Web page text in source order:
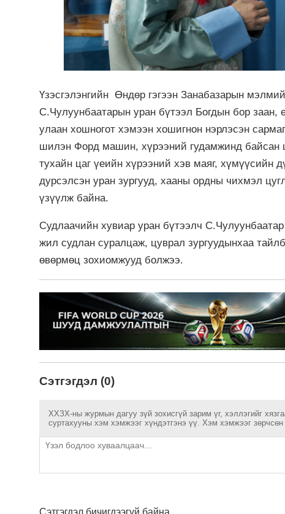
Үзэсгэлэнгийн Өндөр гэгээн Занабазарын
С.Чулуунбаатарын уран бүтээл Богдын бор заан,
улаан хошногот хэмээн хошигнон нэрлэсэн
шилэн Форд машин, хүрээний гудамжинд байсан
тухайн цаг үеийн хүрээний хэв маяг, хүмүүсийн
дурсэлсэн уран зургууд, хааны ордны чихмэл
үзүүлж байна.
Судлаачийн хувиар уран бүтээлч
жил судлан суралцаж, цуврал зургуудынхаа
өвөрмөц зохиомжууд болжээ.
Сэтгэгдэл (0)
ХХЗХ-ны журмын дагуу зүй зохисгүй зарим үг, хэллэгийг
суртахууны хэм хэмжээг хүндэтгэнэ үү. Хэм хэмжээг зөрчсөн
Сэтгэгдэл бичигдээгүй байна